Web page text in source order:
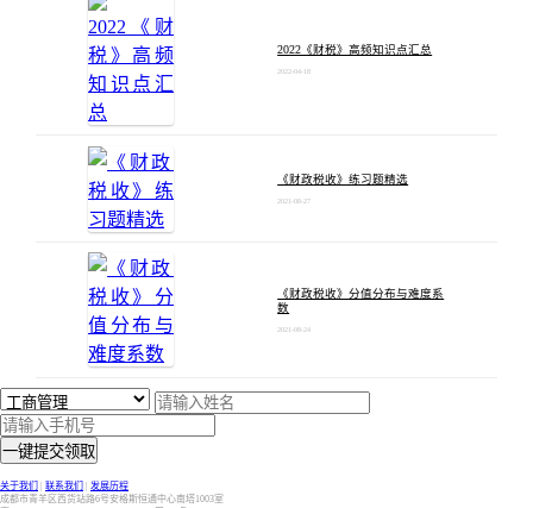
2022《财税》高频知识点汇总
2022-04-18
《财政税收》练习题精选
2021-08-27
《财政税收》分值分布与难度系
数
2021-08-24
一键提交领取
关于我们 联系我们
发展历程
成都市青羊区西货站路6号安格斯恒通中心南塔1003室